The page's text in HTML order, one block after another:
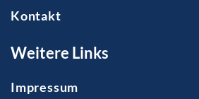
Kontakt
Weitere Links
Impressum